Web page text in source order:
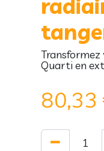
Quarti en
80,33